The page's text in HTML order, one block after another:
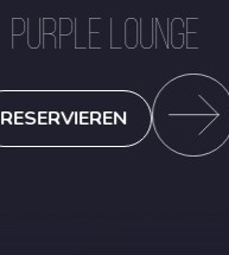
PURPLE LOUNGE
RESERVIEREN